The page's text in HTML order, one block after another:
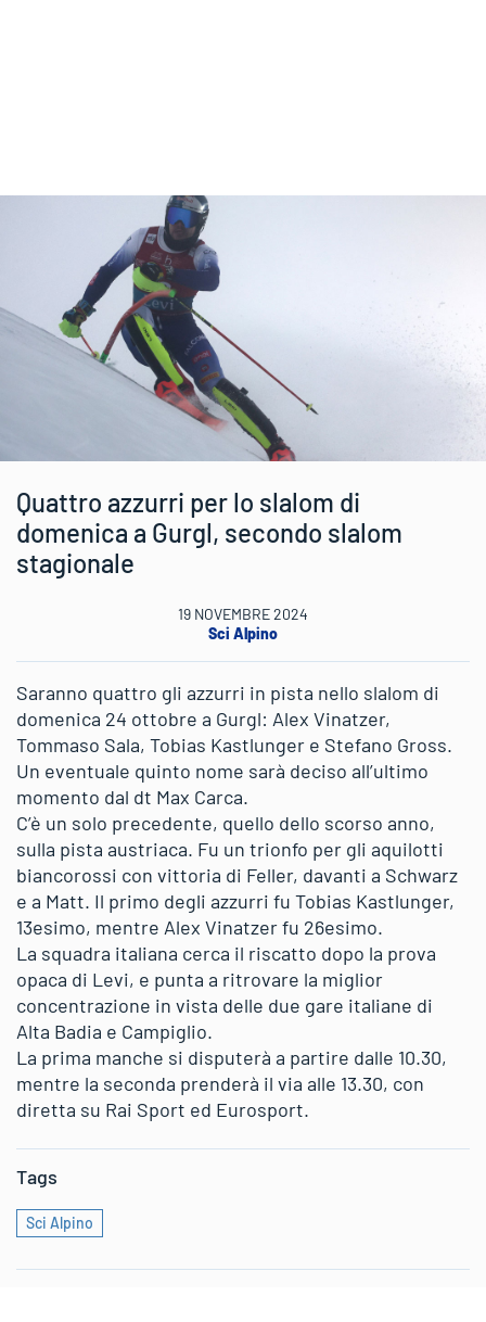
Quattro azzurri per lo slalom di
domenica a Gurgl, secondo slalom
stagionale
19 NOVEMBRE 2024
Sci Alpino
Saranno quattro gli azzurri in pista nello slalom di
domenica 24 ottobre a Gurgl: Alex Vinatzer,
Tommaso Sala, Tobias Kastlunger e Stefano Gross.
Un eventuale quinto nome sarà deciso all’ultimo
momento dal dt Max Carca.
C’è un solo precedente, quello dello scorso anno,
sulla pista austriaca. Fu un trionfo per gli aquilotti
biancorossi con vittoria di Feller, davanti a Schwarz
e a Matt. Il primo degli azzurri fu Tobias Kastlunger,
13esimo, mentre Alex Vinatzer fu 26esimo.
La squadra italiana cerca il riscatto dopo la prova
opaca di Levi, e punta a ritrovare la miglior
concentrazione in vista delle due gare italiane di
Alta Badia e Campiglio.
La prima manche si disputerà a partire dalle 10.30,
mentre la seconda prenderà il via alle 13.30, con
diretta su Rai Sport ed Eurosport.
Tags
Sci Alpino